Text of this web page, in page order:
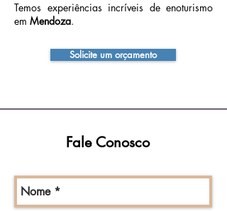
Temos experiências incríveis de enoturismo
em Mendoza.
Solicite um orçamento
Fale Conosco